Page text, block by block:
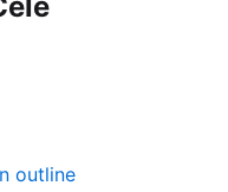
outline